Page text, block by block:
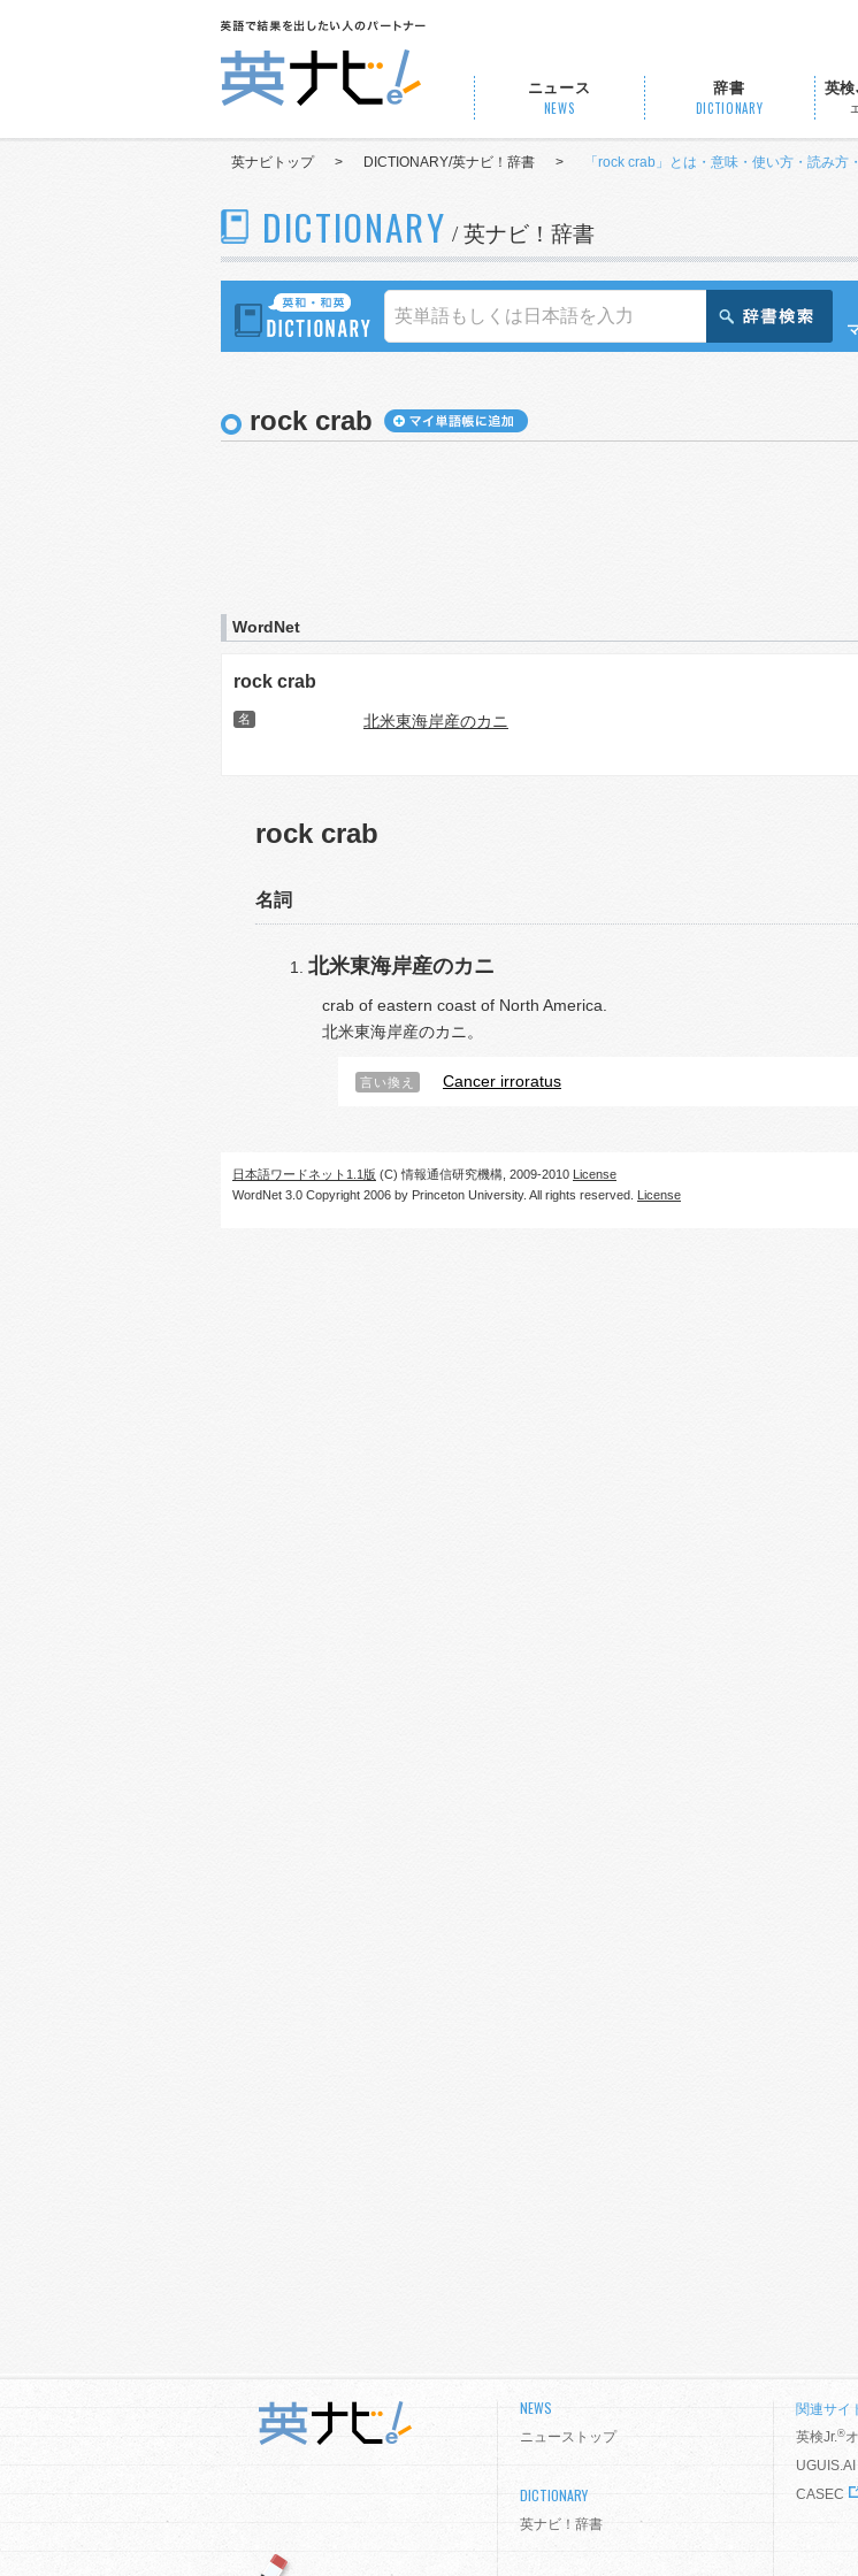
ニュース
NEWS
辞書
DICTIONARY
英
英ナビトップ > DICTIONARY/英ナビ！辞書 > 「rock crab」とは・意味・使い方・読み方
DICTIONARY / 英ナビ！辞書
rock crab
WordNet
rock crab
名 北米東海岸産のカニ
rock crab
名詞
北米東海岸産のカニ
crab of eastern coast of North America.
北米東海岸産のカニ。
言い換え Cancer irroratus
日本語ワードネット1.1版 (C) 情報通信研究機構, 2009-2010 License
WordNet 3.0 Copyright 2006 by Princeton University. All rights reserved. License
NEWS
ニューストップ
DICTIONARY
英ナビ！辞書
関連サイ
英検Jr.®
UGUIS.AI
CASEC